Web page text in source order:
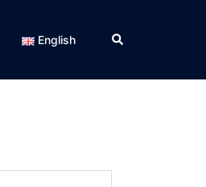
English Suche